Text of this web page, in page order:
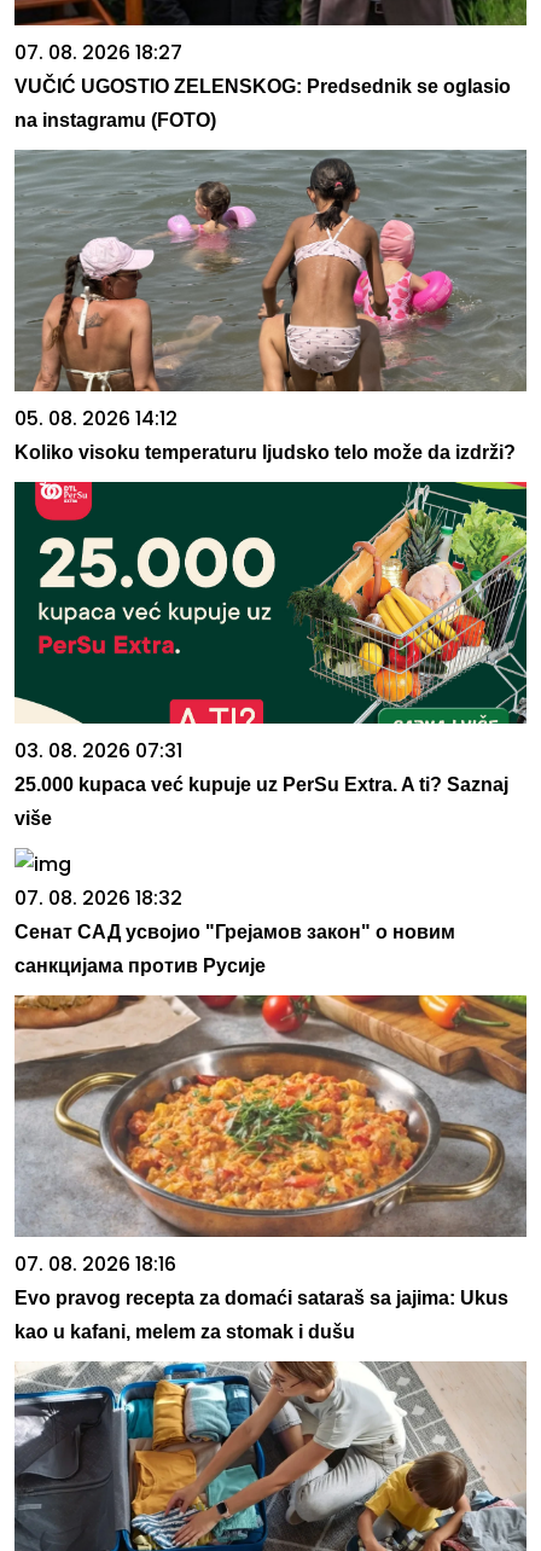
07. 08. 2026 18:27
VUČIĆ UGOSTIO ZELENSKOG: Predsednik se oglasio
na instagramu (FOTO)
05. 08. 2026 14:12
Koliko visoku temperaturu ljudsko telo može da izdrži?
03. 08. 2026 07:31
25.000 kupaca već kupuje uz PerSu Extra. A ti? Saznaj
više
07. 08. 2026 18:32
Сенат САД усвојио "Грејамов закон" о новим
санкцијама против Русије
07. 08. 2026 18:16
Evo pravog recepta za domaći sataraš sa jajima: Ukus
kao u kafani, melem za stomak i dušu